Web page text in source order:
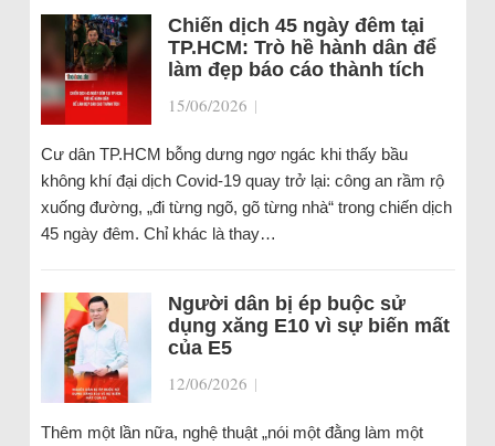
Chiến dịch 45 ngày đêm tại
TP.HCM: Trò hề hành dân để
làm đẹp báo cáo thành tích
15/06/2026 |
Cư dân TP.HCM bỗng dưng ngơ ngác khi thấy bầu
không khí đại dịch Covid-19 quay trở lại: công an rầm rộ
xuống đường, „đi từng ngõ, gõ từng nhà“ trong chiến dịch
45 ngày đêm. Chỉ khác là thay…
Người dân bị ép buộc sử
dụng xăng E10 vì sự biến mất
của E5
12/06/2026 |
Thêm một lần nữa, nghệ thuật „nói một đằng làm một